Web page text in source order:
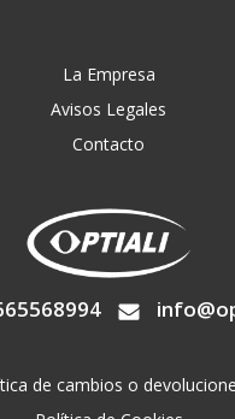
La Empresa
Avisos Legales
Contacto
de cambios o